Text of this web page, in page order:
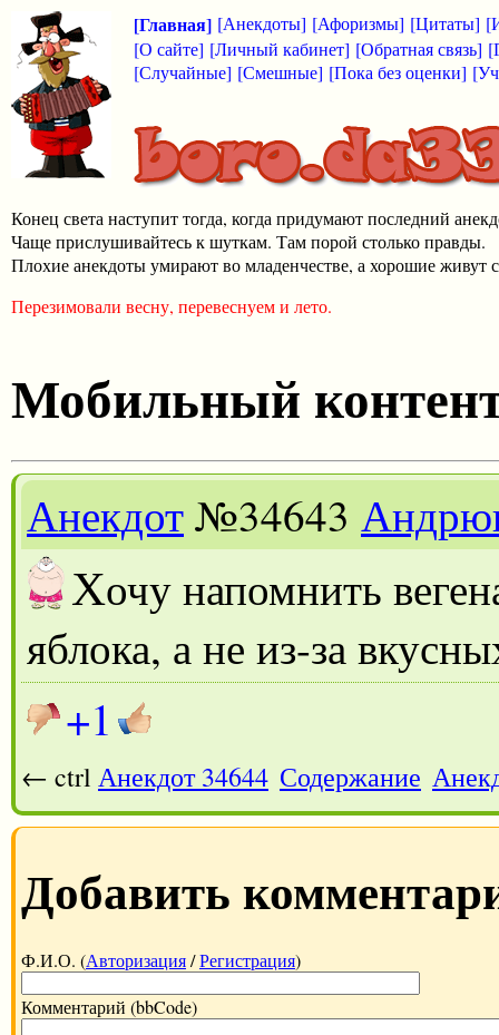
[Главная] [Анекдоты] [Афоризмы] [Цитаты]
[О сайте] [Личный кабинет] [Обратная связь]
[Случайные] [Смешные] [Пока без оценки]
Конец света наступит тогда, когда придумают последний
Чаще прислушивайтесь к шуткам. Там порой столько правды.
Плохие анекдоты умирают во младенчестве, а хорошие живут
Перезимовали весну, перевеснуем и лето.
Мобильный
Анекдот№34643
Хочу напомнить
яблока, а не из-за
+1
← ctrl Анекдот 34644 Содержание
Добавить
Ф.И.О. (Авторизация/Регистрация)
Комментарий (bbCode)